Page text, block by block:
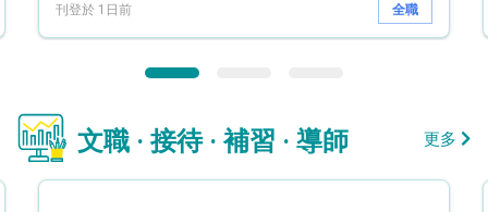
刊登於 1日前 全職
文職 · 接待 · 補習 · 導師 更多